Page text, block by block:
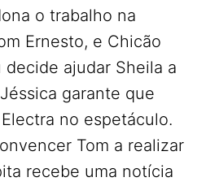
o trabalho na
Ernesto, e Chicão
decide ajudar Sheila a
garante que
no espetáculo.
Tom a realizar
recebe uma notícia